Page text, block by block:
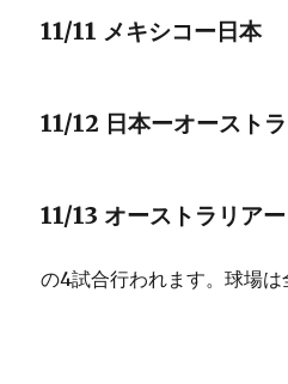
11/11 メキシコー日本
11/12 日本ーオースト
11/13 オーストラリア
の4試合行われます。球場は